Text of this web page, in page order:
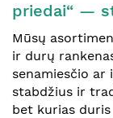
priedai“ —
Mūsų
ir durų
senamiesčio ar
stabdžius ir
bet kurias